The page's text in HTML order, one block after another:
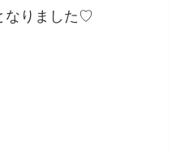
なりました♡